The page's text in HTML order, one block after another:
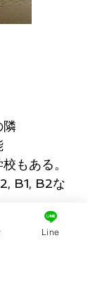
隣
もある。
B1, B2な
Line